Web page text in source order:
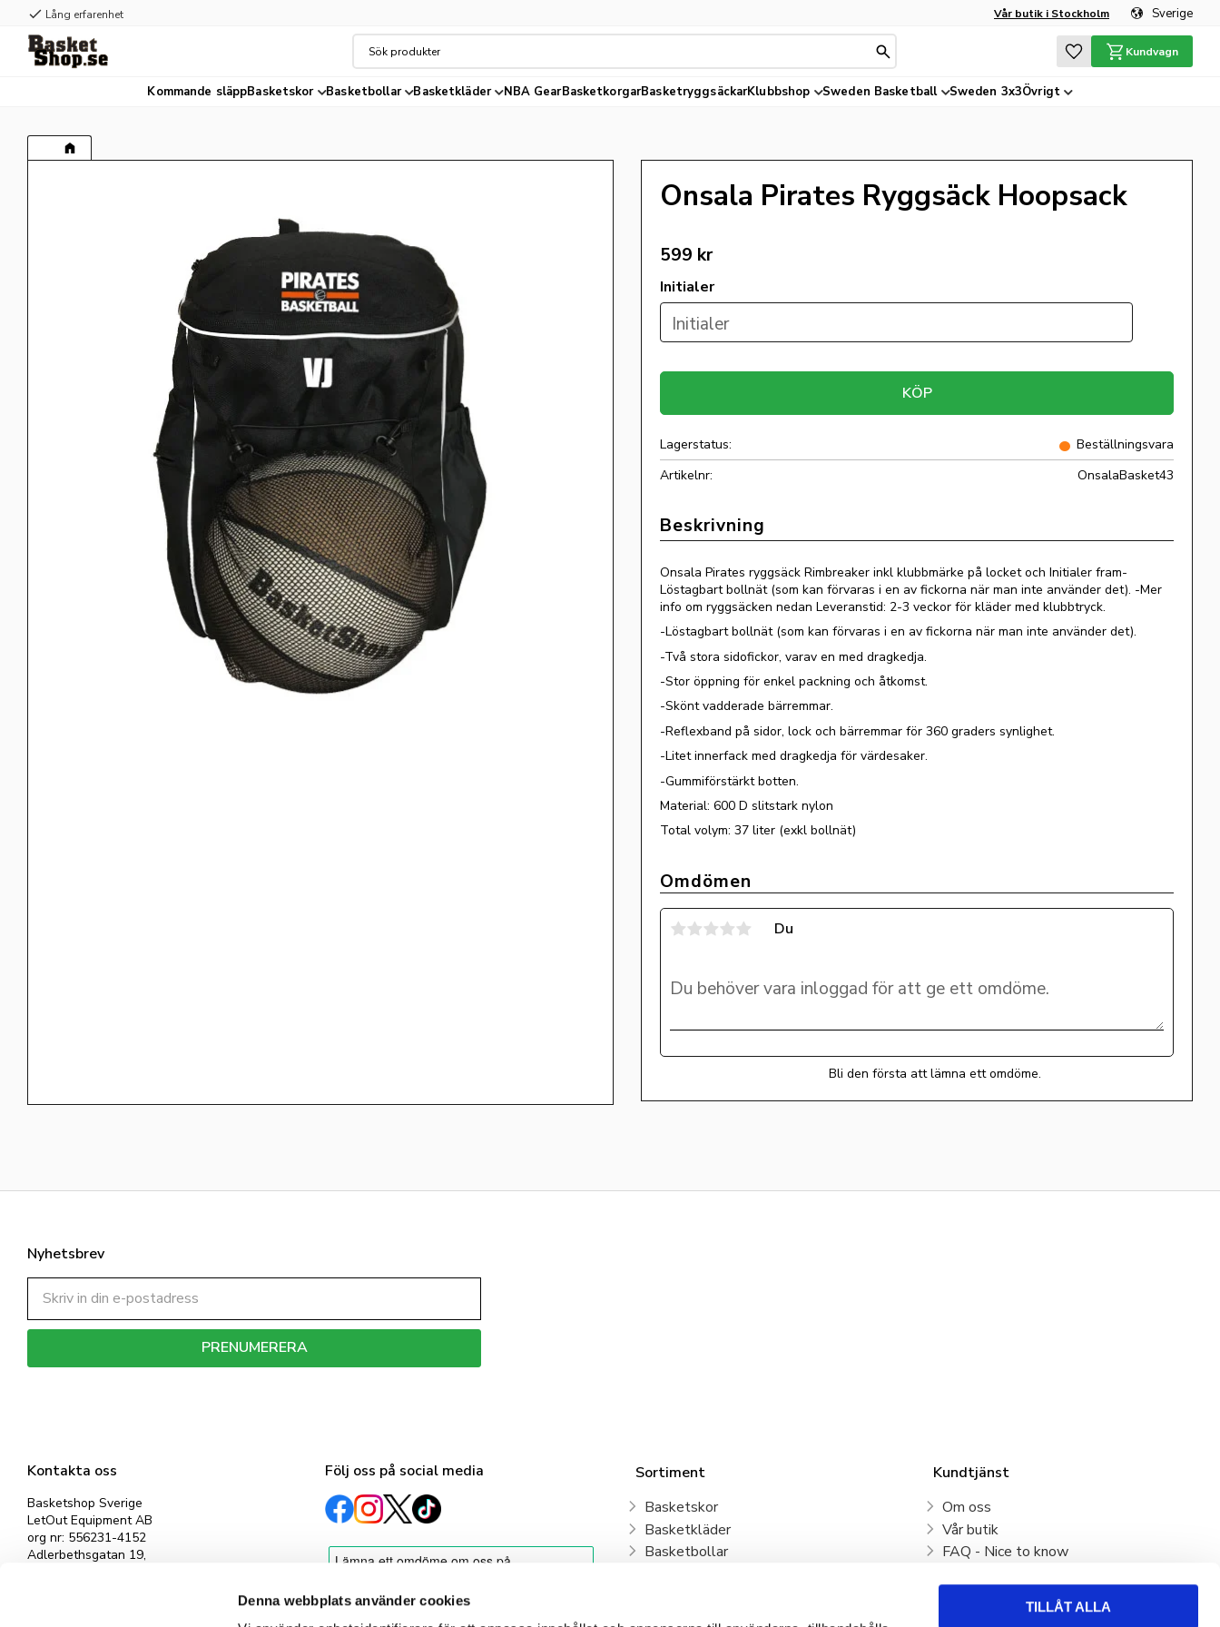
Denna webbplats använder cookies
TILLÅT ALLA
check Lång erfarenhet Vår butik i Stockholm Sverige
Favoriter
Kundvagn
Kommande släppBasketskor Basketbollar Basketkläder NBA GearBasketkorgarBasketryggsäckarKlubbshop Sweden Basketball Sweden 3x3Övrigt
Onsala Pirates Ryggsäck Hoopsack
599 kr
KÖP
Initialer
Lagerstatus
Beställningsvara
Artikelnr
OnsalaBasket43
Onsala Pirates ryggsäck Rimbreaker inkl klubbmärke på locket och Initialer fram-
Löstagbart bollnät (som kan förvaras i en av fickorna när man inte använder det). -Mer
info om ryggsäcken nedan Leveranstid: 2-3 veckor för kläder med klubbtryck.
-Löstagbart bollnät (som kan förvaras i en av fickorna när man inte använder det).
-Två stora sidofickor, varav en med dragkedja.
-Stor öppning för enkel packning och åtkomst.
-Skönt vadderade bärremmar.
-Reflexband på sidor, lock och bärremmar för 360 graders synlighet.
-Litet innerfack med dragkedja för värdesaker.
-Gummiförstärkt botten.
Material: 600 D slitstark nylon
Total volym: 37 liter (exkl bollnät)
Omdömen
Du
Bli den första att lämna ett omdöme.
Kontakta oss
Basketshop Sverige
LetOut Equipment AB
org nr: 556231-4152
Adlerbethsgatan 19,
Följ oss på social media
Sortiment
Basketskor
Basketkläder
Basketbollar
Basketryggsäckar
Kundtjänst
Om oss
Vår butik
FAQ - Nice to know
Nyhetsbrev
PRENUMERERA